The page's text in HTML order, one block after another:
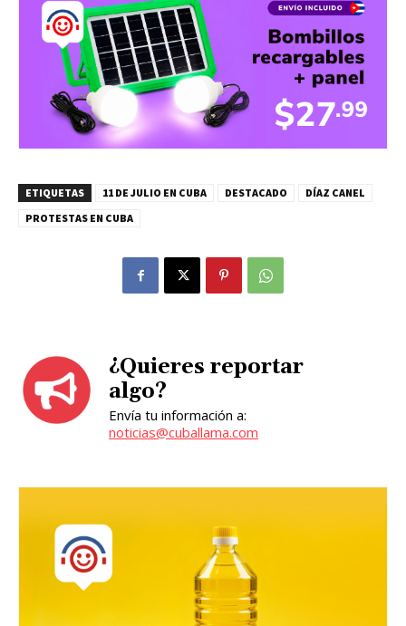
ETIQUETAS 11 DE JULIO EN CUBA DESTACADO
DÍAZ CANEL
PROTESTAS EN CUBA
¿Quieres reportar
algo?
Envía tu información a:
noticias@cuballama.com